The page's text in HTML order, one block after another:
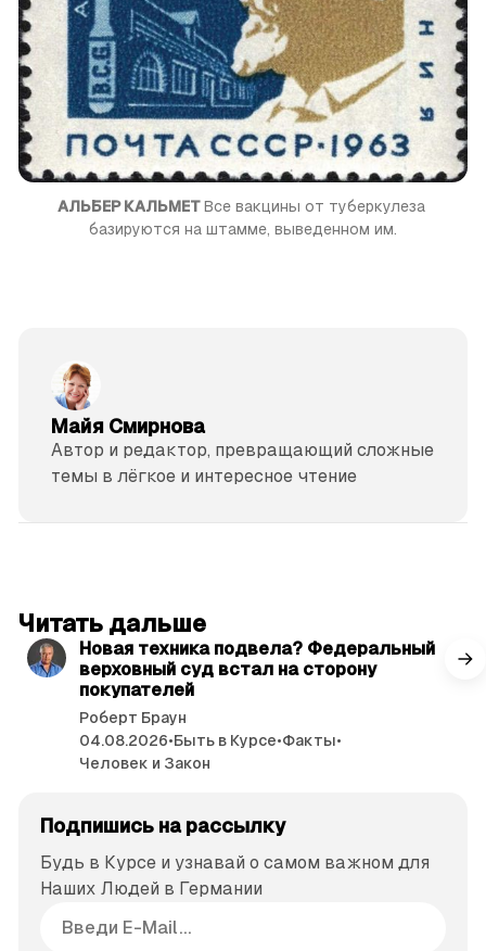
АЛЬБЕР КАЛЬМЕТ Все вакцины от туберкулеза
базируются на штамме, выведенном им.
Майя Смирнова
Автор и редактор, превращающий сложные
темы в лёгкое и интересное чтение
Читать дальше
Новая техника подвела? Федеральный
верховный суд встал на сторону
покупателей
Роберт Браун
04.08.2026•Быть в Курсе•Факты•
Человек и Закон
Подпишись на рассылку
Будь в Курсе и узнавай о самом важном для
Наших Людей в Германии